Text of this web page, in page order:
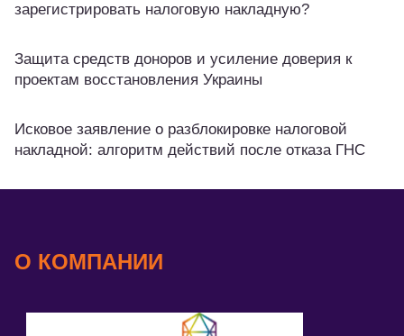
зарегистрировать налоговую накладную?
Защита средств доноров и усиление доверия к
проектам восстановления Украины
Исковое заявление о разблокировке налоговой
накладной: алгоритм действий после отказа ГНС
О КОМПАНИИ